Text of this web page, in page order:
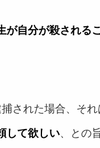
が自分が殺される
された場合、そ
して欲しい、との